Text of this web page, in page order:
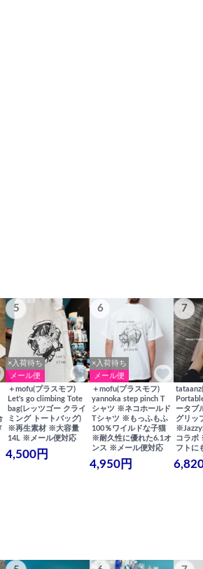
5
×入荷待ち
メール便
＋mofu(プラスモフ)
Let's go climbing Tote
bag(レッツゴー クライ
ミング トートバッグ)
※再生素材 ※大容量
14L ※メール便対応
4,500円
6
×入荷待ち
メール便
＋mofu(プラスモフ)
yannoka step pinch T
シャツ ※ネコホールド
Tシャツ ※もっふもふ
100％ワイルドな子猫
※耐久性に優れた6.1オ
ンス ※メール便対応
4,950円
7
ータブ
グリッ
コラボ
フトに